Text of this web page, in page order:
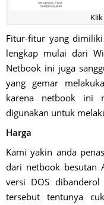
Fitur-fitur yang
lengkap mulai dari
Netbook ini juga
yang gemar
karena netbook ini
digunakan untuk
Harga
Kami yakin anda
dari netbook besutan
versi DOS
tersebut tentunya